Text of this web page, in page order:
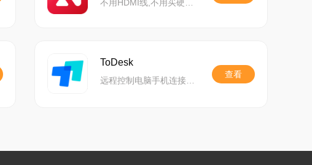
ToDesk
查看